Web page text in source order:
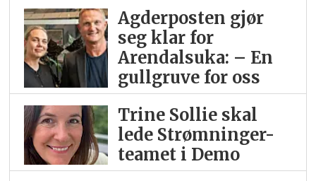
Agderposten gjør
seg klar for
Arendalsuka: – En
gullgruve for oss
Trine Sollie skal
lede Strømninger-
teamet i Demo